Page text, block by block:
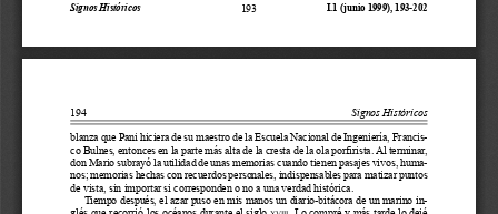
193 I.1 (junio 1999), 193-202
Signos Históricos
Signos Históricos
194
blanza que Pani hiciera de su maestro de la Escuela Nacional de Ingeniería, Francis-
co Bulnes, entonces en la parte más alta de la cresta de la ola porfirista. Al terminar,
don Mario subrayó la utilidad de unas memorias cuando tienen pasajes vivos, huma-
nos; memorias hechas con recuerdos personales, indispensables para matizar puntos
de vista, sin importar si corresponden o no a una verdad histórica.
Tiempo después, el azar puso en mis manos un diario-bitácora de un marino in-